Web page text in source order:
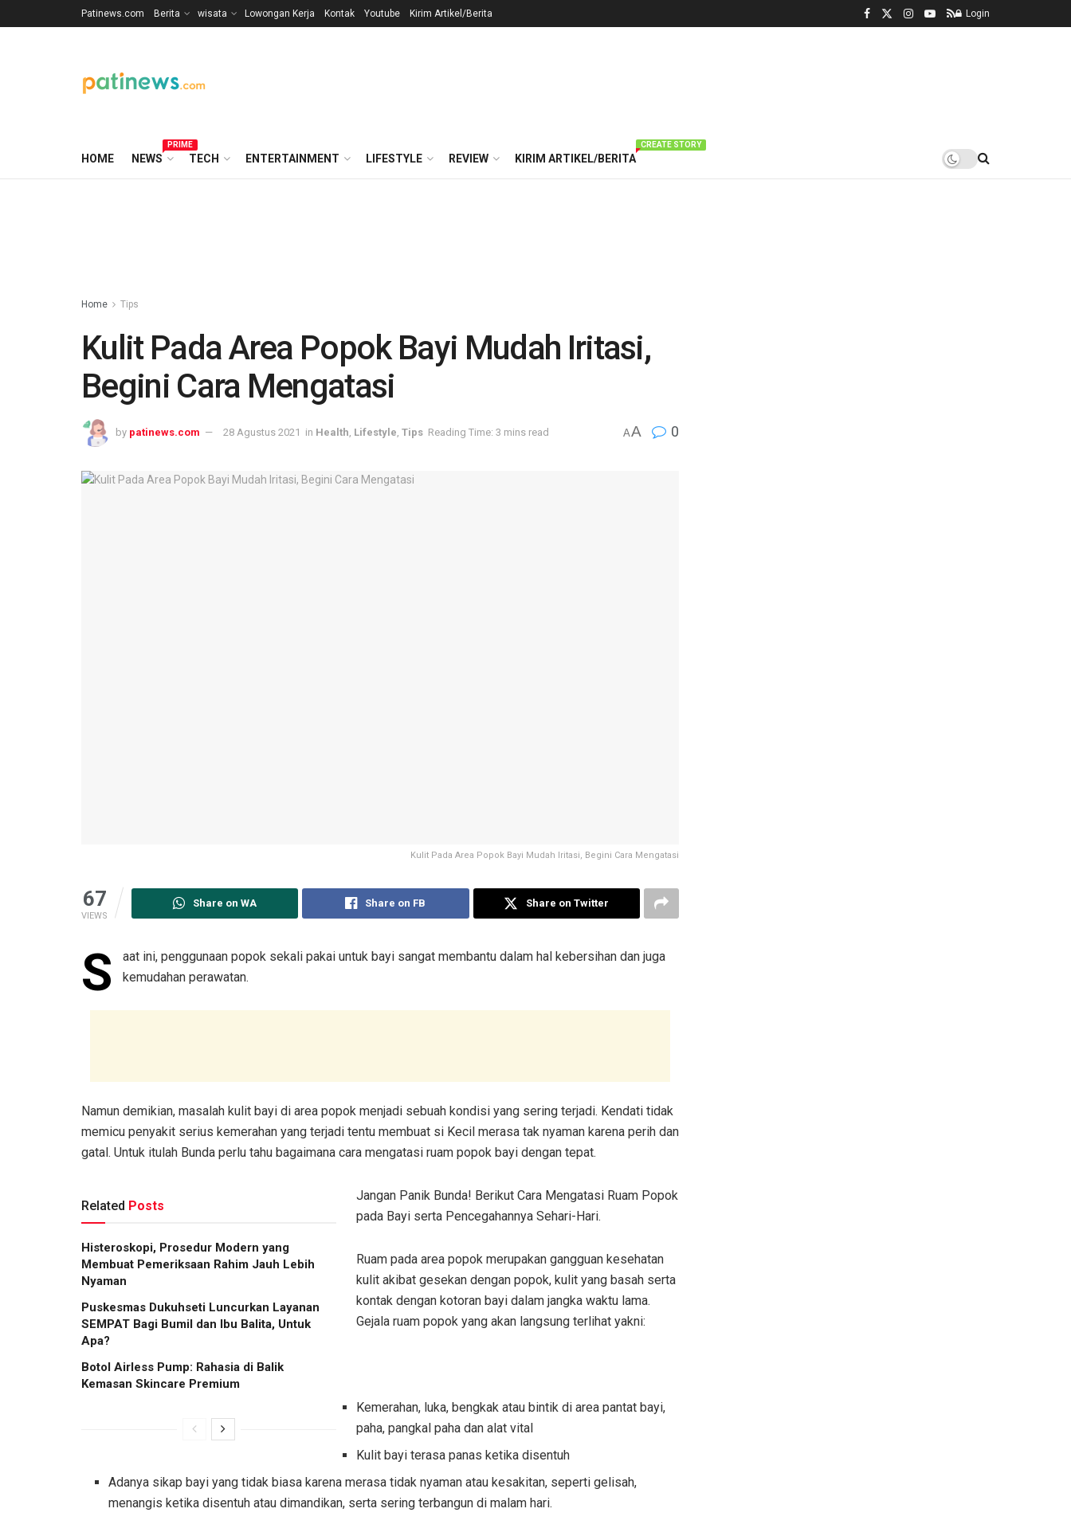
Patinews.com Berita wisata Lowongan Kerja Kontak Youtube Kirim Artikel/Berita Login
HOME NEWS
PRIME
TECH ENTERTAINMENT LIFESTYLE REVIEW KIRIM ARTIKEL/BERITA
CREATE STORY
Home Tips
Kulit Pada Area Popok Bayi Mudah Iritasi,
Begini Cara Mengatasi
by patinews.com 28 Agustus 2021 in Health Lifestyle Tips Reading Time: 3 mins read AA 0
Kulit Pada Area Popok Bayi Mudah Iritasi, Begini Cara Mengatasi
67
VIEWS
Share on WA Share on FB Share on Twitter
S
aat ini, penggunaan popok sekali pakai untuk bayi sangat membantu dalam hal kebersihan dan juga
kemudahan perawatan.
Namun demikian, masalah kulit bayi di area popok menjadi sebuah kondisi yang sering terjadi. Kendati tidak
memicu penyakit serius kemerahan yang terjadi tentu membuat si Kecil merasa tak nyaman karena perih dan
gatal. Untuk itulah Bunda perlu tahu bagaimana cara mengatasi ruam popok bayi dengan tepat.
Related Posts
Histeroskopi, Prosedur Modern yang
Membuat Pemeriksaan Rahim Jauh Lebih
Nyaman
Puskesmas Dukuhseti Luncurkan Layanan
SEMPAT Bagi Bumil dan Ibu Balita, Untuk
Apa?
Botol Airless Pump: Rahasia di Balik
Kemasan Skincare Premium
Jangan Panik Bunda! Berikut Cara Mengatasi Ruam Popok
pada Bayi serta Pencegahannya Sehari-Hari.
Ruam pada area popok merupakan gangguan kesehatan
kulit akibat gesekan dengan popok, kulit yang basah serta
kontak dengan kotoran bayi dalam jangka waktu lama.
Gejala ruam popok yang akan langsung terlihat yakni:
Kemerahan, luka, bengkak atau bintik di area pantat bayi,
paha, pangkal paha dan alat vital
Kulit bayi terasa panas ketika disentuh
Adanya sikap bayi yang tidak biasa karena merasa tidak nyaman atau kesakitan, seperti gelisah,
menangis ketika disentuh atau dimandikan, serta sering terbangun di malam hari.